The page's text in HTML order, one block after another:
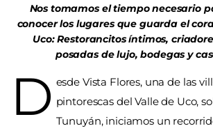
Nos tomamos el tiempo necesario
conocer los lugares que guarda el
Uco: Restorancitos íntimos,
posadas de lujo, bodegas y
D esde Vista Flores, una de las
pintorescas del Valle de Uco,
Tunuyán, iniciamos un